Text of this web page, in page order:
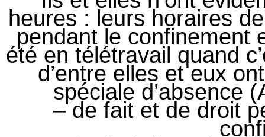
heures : leurs horaires
pendant le confinement
été en télétravail quand
d’entre elles et eux
spéciale d’absence
– de fait et de droit